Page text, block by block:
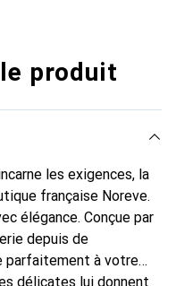
produit
les exigences, la
française Noreve.
élégance. Conçue par
depuis de
parfaitement à votre
délicates lui donnent